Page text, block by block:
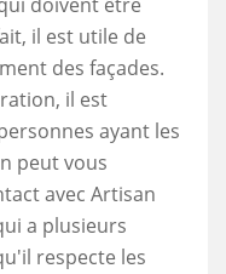
il est utile de
des façades.
il est
ayant les
peut vous
avec Artisan
a plusieurs
respecte les